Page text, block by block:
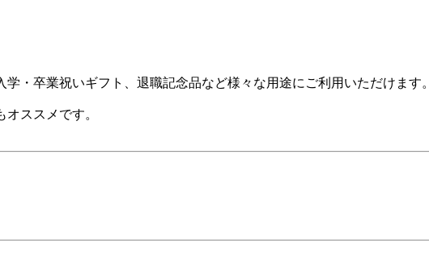
・卒業祝いギフト、退職記念品など様々な用途にご利用いただけます。
ススメです。